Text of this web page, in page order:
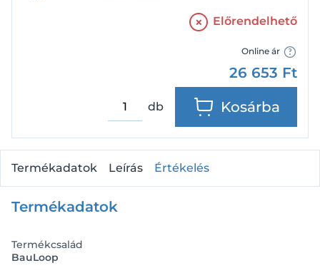
Előrendelhető
Online ár
26 653 Ft
db Kosárba
Termékadatok Leírás Értékelés
Termékadatok
Termékcsalád
BauLoop